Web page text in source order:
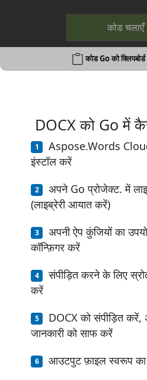
कोड चलाएँ
कोड Go को
DOCX को Go में
Aspose.Words
इंस्टॉल करें
अपने Go प्रोजेक्ट. में
(लाइब्रेरी आयात करें)
अपनी ऐप कुंजियों का
कॉन्फ़िगर करें
संपीड़ित करने के लिए
करें
DOCX को संपीड़ित करें,
जानकारी को साफ करें
आउटपुट फ़ाइल स्वरूप